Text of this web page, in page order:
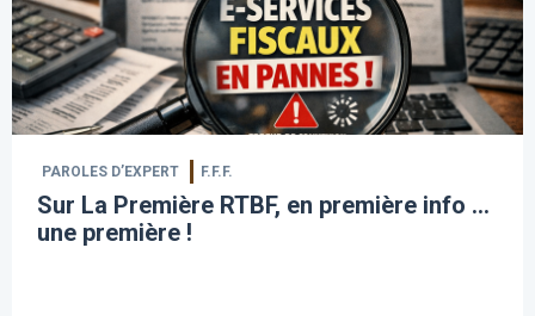
PAROLES D’EXPERT F.F.F.
Sur La Première RTBF, en première info …
une première !